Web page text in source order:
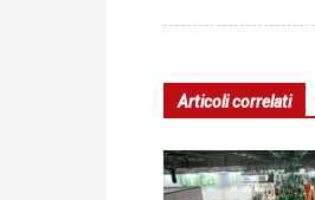
Articoli correlati